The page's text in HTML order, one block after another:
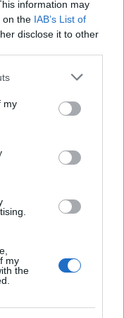
information may
on the IAB’s List of
disclose it to other
my
my
the
suspeito”.
MAIS DO AUTOR